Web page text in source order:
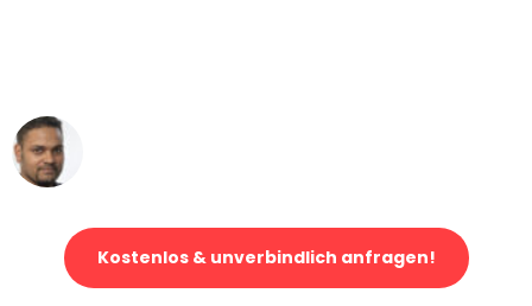
Kostenlos & unverbindlich anfragen!